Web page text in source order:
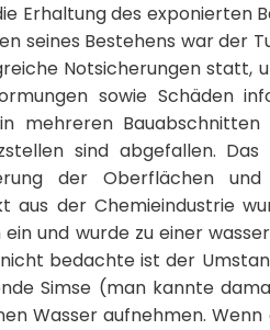
Erhaltung des exponierten
seines Bestehens war der
Notsicherungen statt,
sowie Schäden
mehreren Bauabschnitten
sind abgefallen.
der Oberflächen
aus der Chemieindustrie
und wurde zu einer
bedachte ist der
Simse (man kannte
Wasser aufnehmen.